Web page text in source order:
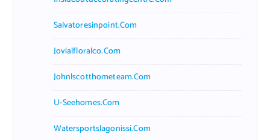
Salvatoresinpoint.com
Jovialfloralco.com
Johnlscotthometeam.com
U-Seehomes.com
Watersportslagonissi.com